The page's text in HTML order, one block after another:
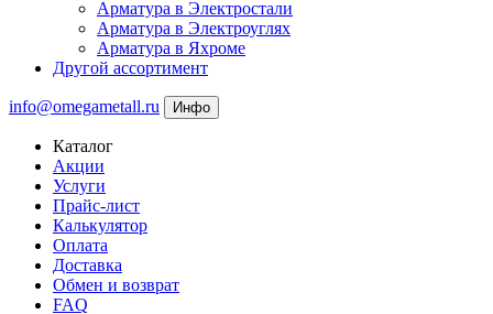
Арматура в Электростали
Арматура в Электроуглях
Арматура в Яхроме
Другой ассортимент
info@omegametall.ru Инфо
Каталог
Акции
Услуги
Прайс-лист
Калькулятор
Оплата
Доставка
Обмен и возврат
FAQ